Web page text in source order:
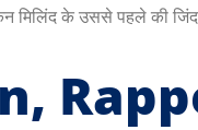
के उससे पहले की